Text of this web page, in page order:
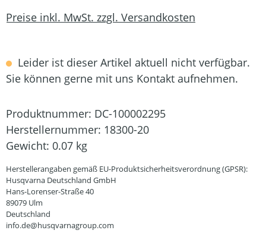
Preise inkl. MwSt. zzgl. Versandkosten
Leider ist dieser Artikel aktuell nicht verfügbar.
Sie können gerne mit uns Kontakt aufnehmen.
Produktnummer: DC-100002295
Herstellernummer: 18300-20
Gewicht: 0.07 kg
Herstellerangaben gemäß EU-Produktsicherheitsverordnung (GPSR):
Husqvarna Deutschland GmbH
Hans-Lorenser-Straße 40
89079 Ulm
Deutschland
info.de@husqvarnagroup.com